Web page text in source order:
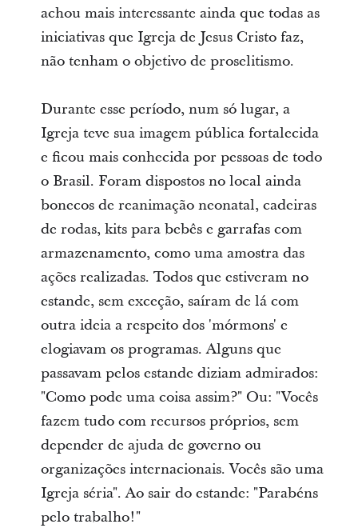
achou mais interessante ainda que todas as
iniciativas que Igreja de Jesus Cristo faz,
não tenham o objetivo de proselitismo.
Durante esse período, num só lugar, a
Igreja teve sua imagem pública fortalecida
e ficou mais conhecida por pessoas de todo
o Brasil. Foram dispostos no local ainda
bonecos de reanimação neonatal, cadeiras
de rodas, kits para bebês e garrafas com
armazenamento, como uma amostra das
ações realizadas. Todos que estiveram no
estande, sem exceção, saíram de lá com
outra ideia a respeito dos 'mórmons' e
elogiavam os programas. Alguns que
passavam pelos estande diziam admirados:
"Como pode uma coisa assim?" Ou: "Vocês
fazem tudo com recursos próprios, sem
depender de ajuda de governo ou
organizações internacionais. Vocês são uma
Igreja séria". Ao sair do estande: "Parabéns
pelo trabalho!"